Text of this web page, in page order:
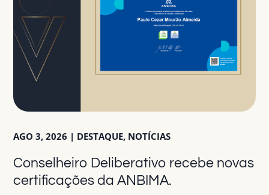
Conselheiro Deliberativo recebe novas
certificações da ANBIMA.
AGO 3, 2026 | DESTAQUE, NOTÍCIAS